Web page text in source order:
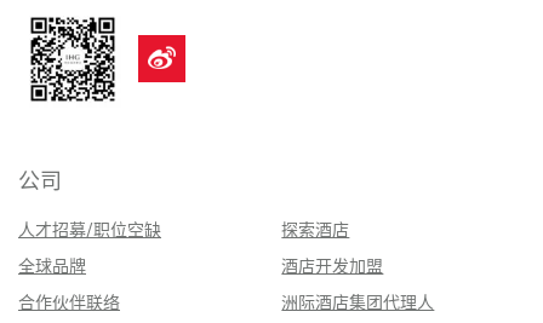
公司
人才招募/职位空缺
探索酒店
全球品牌
酒店开发加盟
合作伙伴联络
洲际酒店集团代理人